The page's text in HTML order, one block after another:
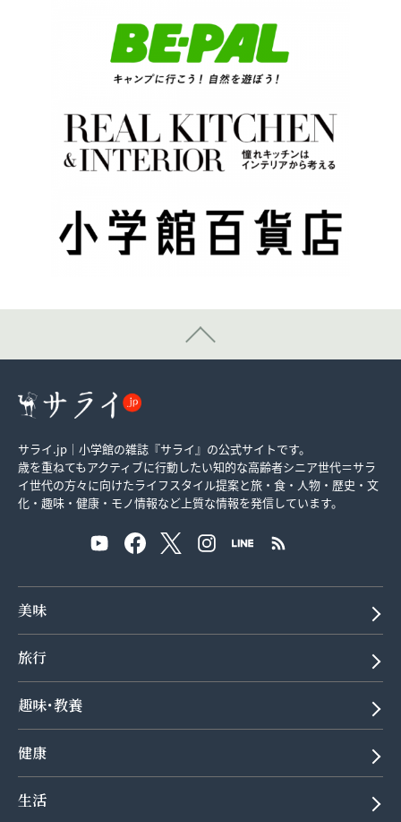
サライ.jp｜小学館の雑誌『サライ』の公式サイトです。
歳を重ねてもアクティブに行動したい知的な高齢者シニア世代＝サラ
イ世代の方々に向けたライフスタイル提案と旅・食・人物・歴史・文
化・趣味・健康・モノ情報など上質な情報を発信しています。
美味
旅行
趣味･教養
健康
生活